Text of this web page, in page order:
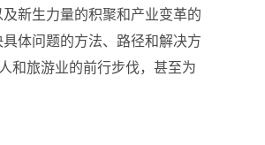
新生力量的积聚和产业变革的
体问题的方法、路径和解决方
和旅游业的前行步伐，甚至为